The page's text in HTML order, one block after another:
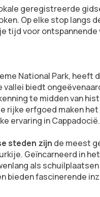
geregistreerde
Op elke stop langs
tijd voor
National Park, heeft
biedt
te midden van
rijke erfgoed maken
ervaring in Cappadocië.
steden zijn de meest
Geïncarneerd in
als
bieden fascinerende